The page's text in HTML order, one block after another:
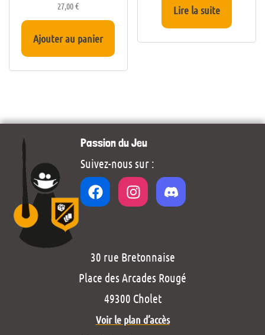
27,00€
Ajouter au panier
Lire la suite
Passion du Jeu
Suivez-nous sur :
30 rue Bretonnaise
Place des Arcades Rougé
49300 Cholet
Voir le plan d’accès